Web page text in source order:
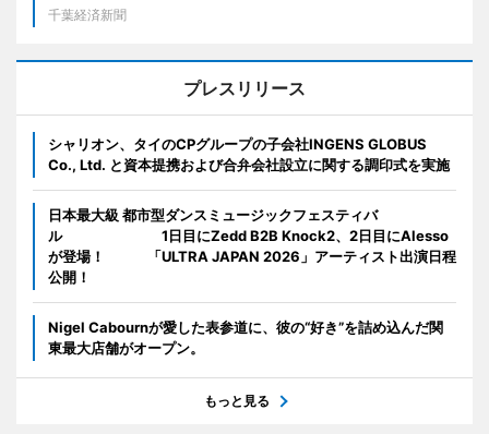
千葉経済新聞
プレスリリース
シャリオン、タイのCPグループの子会社INGENS GLOBUS
Co., Ltd. と資本提携および合弁会社設立に関する調印式を実施
日本最大級 都市型ダンスミュージックフェスティバ
ル 1日目にZedd B2B Knock2、2日目にAlesso
が登場！ 「ULTRA JAPAN 2026」アーティスト出演日程
公開！
Nigel Cabournが愛した表参道に、彼の“好き”を詰め込んだ関
東最大店舗がオープン。
もっと見る